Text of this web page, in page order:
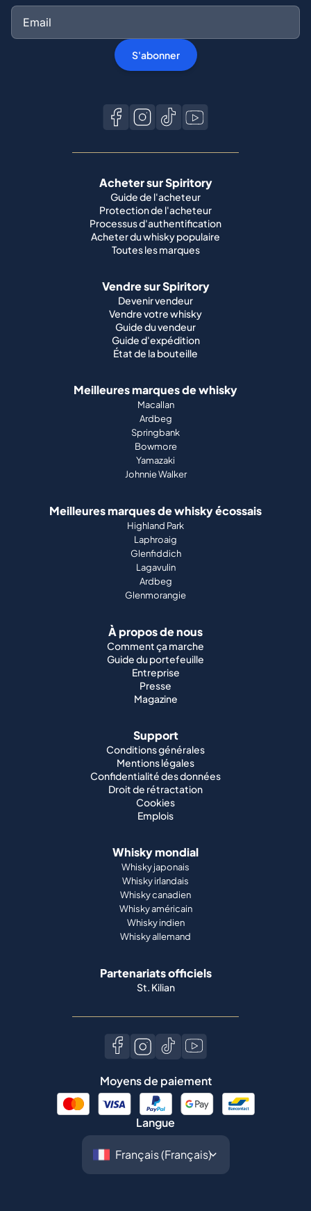
S'abonner
Acheter sur Spiritory
Guide de l'acheteur
Protection de l'acheteur
Processus d'authentification
Acheter du whisky populaire
Toutes les marques
Vendre sur Spiritory
Devenir vendeur
Vendre votre whisky
Guide du vendeur
Guide d'expédition
État de la bouteille
Meilleures marques de whisky
Macallan
Ardbeg
Springbank
Bowmore
Yamazaki
Johnnie Walker
Meilleures marques de whisky écossais
Highland Park
Laphroaig
Glenfiddich
Lagavulin
Ardbeg
Glenmorangie
À propos de nous
Comment ça marche
Guide du portefeuille
Entreprise
Presse
Magazine
Support
Conditions générales
Mentions légales
Confidentialité des données
Droit de rétractation
Cookies
Emplois
Whisky mondial
Whisky japonais
Whisky irlandais
Whisky canadien
Whisky américain
Whisky indien
Whisky allemand
Partenariats officiels
St. Kilian
Moyens de paiement
Langue